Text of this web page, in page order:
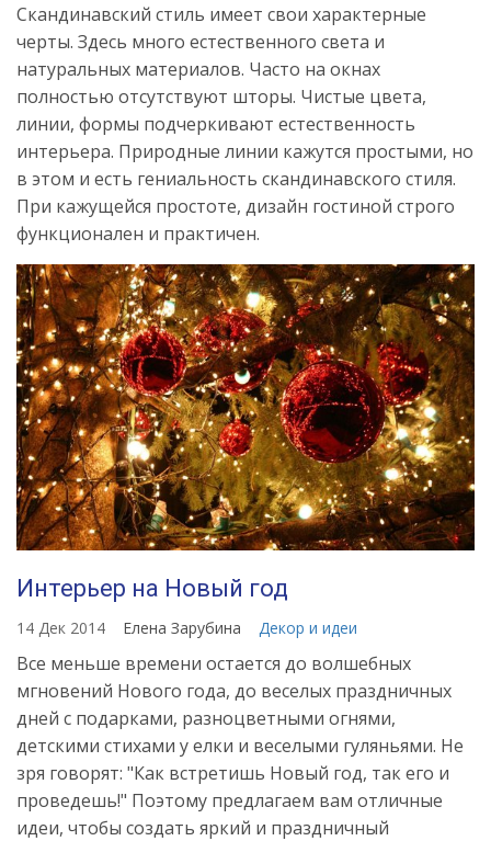
Скандинавский стиль имеет свои характерные
черты. Здесь много естественного света и
натуральных материалов. Часто на окнах
полностью отсутствуют шторы. Чистые цвета,
линии, формы подчеркивают естественность
интерьера. Природные линии кажутся простыми, но
в этом и есть гениальность скандинавского стиля.
При кажущейся простоте, дизайн гостиной строго
функционален и практичен.
Интерьер на Новый год
14 Дек 2014 Елена Зарубина Декор и идеи
Все меньше времени остается до волшебных
мгновений Нового года, до веселых праздничных
дней с подарками, разноцветными огнями,
детскими стихами у елки и веселыми гуляньями. Не
зря говорят: "Как встретишь Новый год, так его и
проведешь!" Поэтому предлагаем вам отличные
идеи, чтобы создать яркий и праздничный